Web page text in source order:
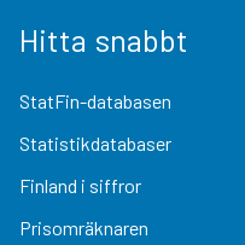
Hitta snabbt
StatFin-databasen
Statistikdatabaser
Finland i siffror
Prisomräknaren